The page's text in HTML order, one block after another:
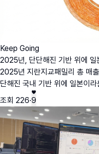
Keep Going
2025년, 단단해진 기반 위에 일
2025년 지란지교패밀리 총 매
단해진 국내 기반 위에 일본이
조회 226·9